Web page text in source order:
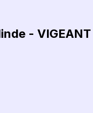
- VIGEANT